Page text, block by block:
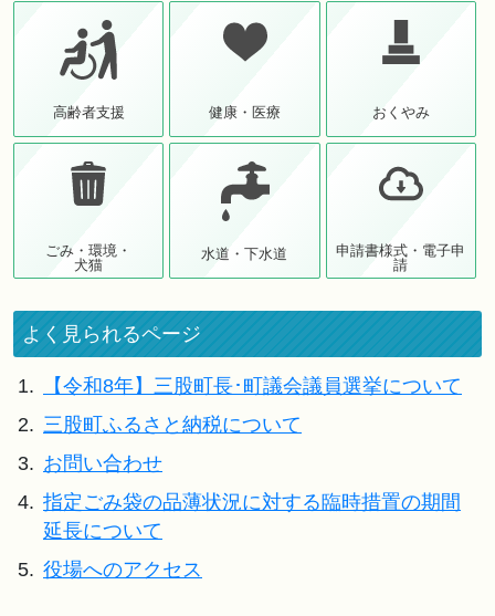
高齢者支援 健康・医療 おくやみ
ごみ・環境・
犬猫
水道・下水道
申請書様式・電子申
請
よく見られるページ
1.
【令和8年】三股町長･町議会議員選挙について
2. 三股町ふるさと納税について
3. お問い合わせ
4. 指定ごみ袋の品薄状況に対する臨時措置の期間
延長について
5. 役場へのアクセス